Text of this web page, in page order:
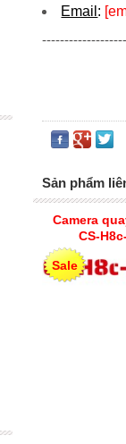
Email :
Sản phẩm
Camera
CS-
Sale